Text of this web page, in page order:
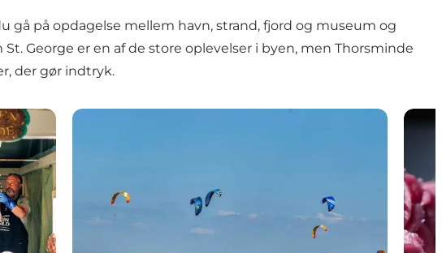
på opdagelse mellem havn, strand, fjord og museum og
George er en af de store oplevelser i byen, men Thorsminde
der gør indtryk.
Overnat med havluft og horisont